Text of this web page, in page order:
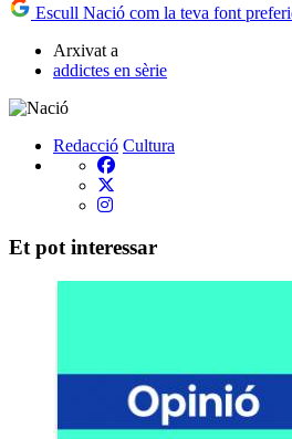
Escull Nació com la teva font
Arxivat a
addictes en sèrie
Redacció Cultura
Et pot interessar